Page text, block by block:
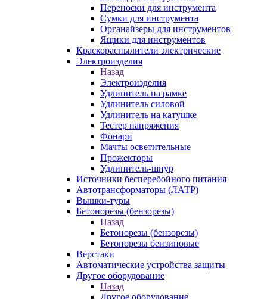
Переноски для инструмента
Сумки для инструмента
Органайзеры для инструментов
Ящики для инструментов
Краскораспылители электрические
Электроизделия
Назад
Электроизделия
Удлинитель на рамке
Удлинитель силовой
Удлинитель на катушке
Тестер напряжения
Фонари
Мачты осветительные
Прожекторы
Удлинитель-шнур
Источники бесперебойного питания
Автотрансформаторы (ЛАТР)
Вышки-туры
Бетонорезы (бензорезы)
Назад
Бетонорезы (бензорезы)
Бетонорезы бензиновые
Верстаки
Автоматические устройства защиты
Другое оборудование
Назад
Другое оборудование